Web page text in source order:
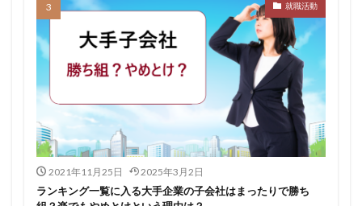
就職活動
2021年11月25日 2025年3月2日
ランキング一覧に入る大手企業の子会社はまったりで勝ち
株式会社ジールコミュニケーションズ
求人探し方
比較 正社員 業界診断
業界別
株式会社リアライブ
株式会社パフ
体育会
11月
アプリ
インターンシップ
インターン
イロダスサロン
イベント いつから
いくら
いくつ
いい就職ドットコム
アスリートエージェント
インタツアー
あさがくナビ
あきらめ
アカリク就職エージェント